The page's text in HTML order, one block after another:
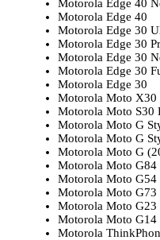
Motorola Edge 40
Motorola Edge 40
Motorola Edge 30
Motorola Edge 30
Motorola Edge 30
Motorola Edge 30
Motorola Edge 30
Motorola Moto X30
Motorola Moto S30
Motorola Moto G
Motorola Moto G
Motorola Moto G
Motorola Moto G84
Motorola Moto G54
Motorola Moto G73
Motorola Moto G23
Motorola Moto G14
Motorola